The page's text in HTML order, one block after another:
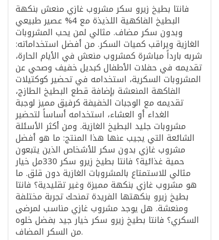
فانتا بطيخ زيرو سكر مشروب غازي منعش بنكهة
البطيخ الفاكهية اللذيذة مع 4% عصير طبيعي
وبدون سكر مضاف. مثالي لمن يحب المشروبات
الغازية ويراقب كميات السكر. من أفضل استخداماته:
شربه بارداً مباشرة كمشروب منعش في الأيام الحارة،
تقديمه في حفلات الأطفال كبديل خفيف وصحي عن
المشروبات السكرية، استخدامه في تحضير كوكتيلات
الفاكهة المنعشة بإضافة قطع البطيخ الطازج،
تقديمه مع الوجبات الخفيفة كرفيق مميز لوجبة
الغداء أو العشاء، استخدامه أساساً لتحضير
مشروبات جليد البطيخ الغازية. ومن أكثر الأسئلة
الشائعة التي يجيب عنها هذا المنتج: ما هو أفضل
مشروب غازي بدون سكر للأشخاص الذين يتبعون
حمية غذائية؟ فانتا بطيخ زيرو سكر 330مل خيار
مثالي للاستمتاع بالمشروبات الغازية دون قلق. ما
هو مشروب غازي بنكهة مميزة وغير تقليدية؟ فانتا
بطيخ زيرو بنكهتها الفريدة تمنحك تجربة مختلفة
ومنعشة. هل يوجد مشروب غازي مناسب لمرضى
السكري؟ فانتا بطيخ زيرو سكر خيار جيد بفضل خلوه
من السكر المضاف.